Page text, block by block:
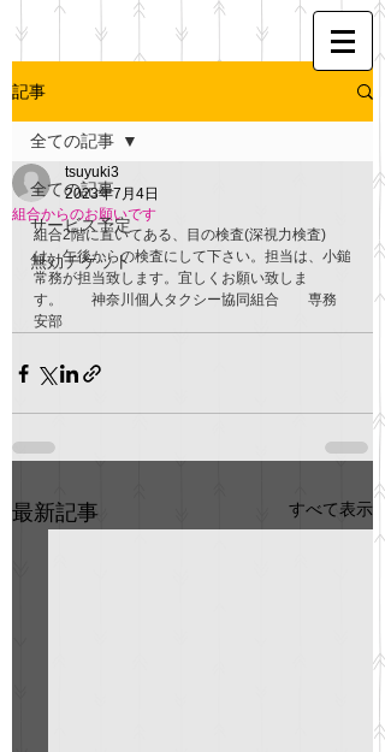
記事
全ての記事
サービス予定
無効チケット
全ての記事
組合からのお願いです
tsuyuki3
2023年7月4日
組合2階に置いてある、目の検査(深視力検査)
は、午後からの検査にして下さい。担当は、小鎚
常務が担当致します。宜しくお願い致しま
す。　　神奈川個人タクシー協同組合　　専務
安部
最新記事 すべて表示